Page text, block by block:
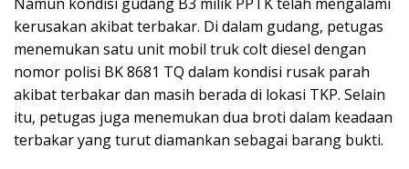
kerusakan akibat terbakar. Di dalam gudang, petugas
menemukan satu unit mobil truk colt diesel dengan
nomor polisi BK 8681 TQ dalam kondisi rusak parah
akibat terbakar dan masih berada di lokasi TKP. Selain
itu, petugas juga menemukan dua broti dalam keadaan
terbakar yang turut diamankan sebagai barang bukti.